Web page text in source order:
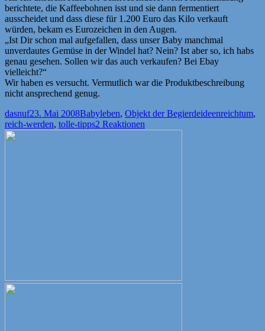
berichtete, die Kaffeebohnen isst und sie dann fermentiert
ausscheidet und dass diese für 1.200 Euro das Kilo verkauft
würden, bekam es Eurozeichen in den Augen.
„Ist Dir schon mal aufgefallen, dass unser Baby manchmal
unverdautes Gemüse in der Windel hat? Nein? Ist aber so, ich habs
genau gesehen. Sollen wir das auch verkaufen? Bei Ebay
vielleicht?“
Wir haben es versucht. Vermutlich war die Produktbeschreibung
nicht ansprechend genug.
Autor
dasnufVeröffentlicht
am
23. Mai 2008Kategorien
Babyleben, Objekt der BegierdeSchlagwörter
ideenreichtum,
reich-werden, tolle-tipps2 Reaktionen